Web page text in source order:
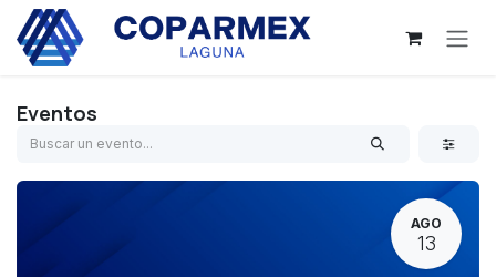
Ir al contenido
Eventos
AGO
13